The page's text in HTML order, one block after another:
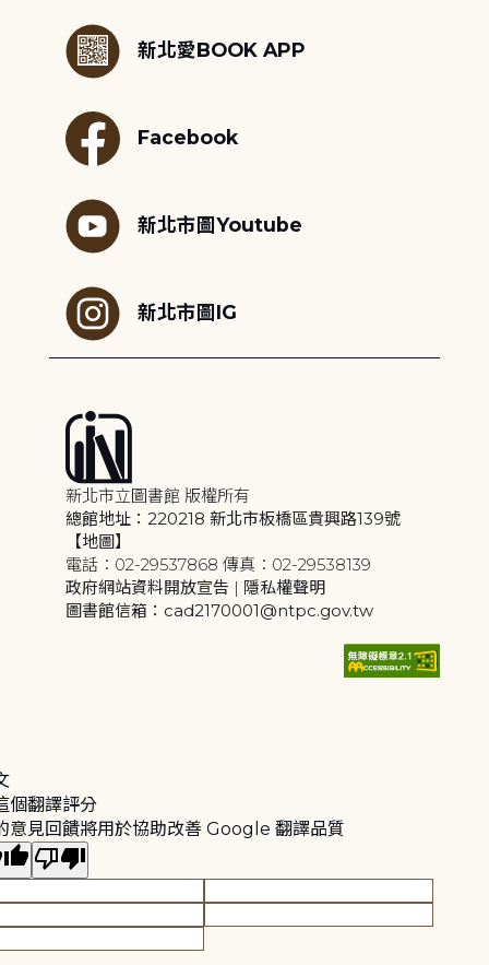
新北愛BOOK APP
Facebook
新北市圖Youtube
新北市圖IG
新北市立圖書館 版權所有
總館地址：220218 新北市板橋區貴興路139號
【地圖】
電話：02-29537868 傳真：02-29538139
政府網站資料開放宣告 | 隱私權聲明
圖書館信箱：cad2170001@ntpc.gov.tw
個翻譯評分
意見回饋將用於協助改善 Google 翻譯品質